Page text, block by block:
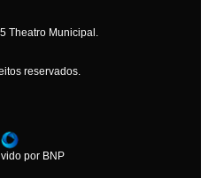
Theatro Municipal.
reservados.
por BNP